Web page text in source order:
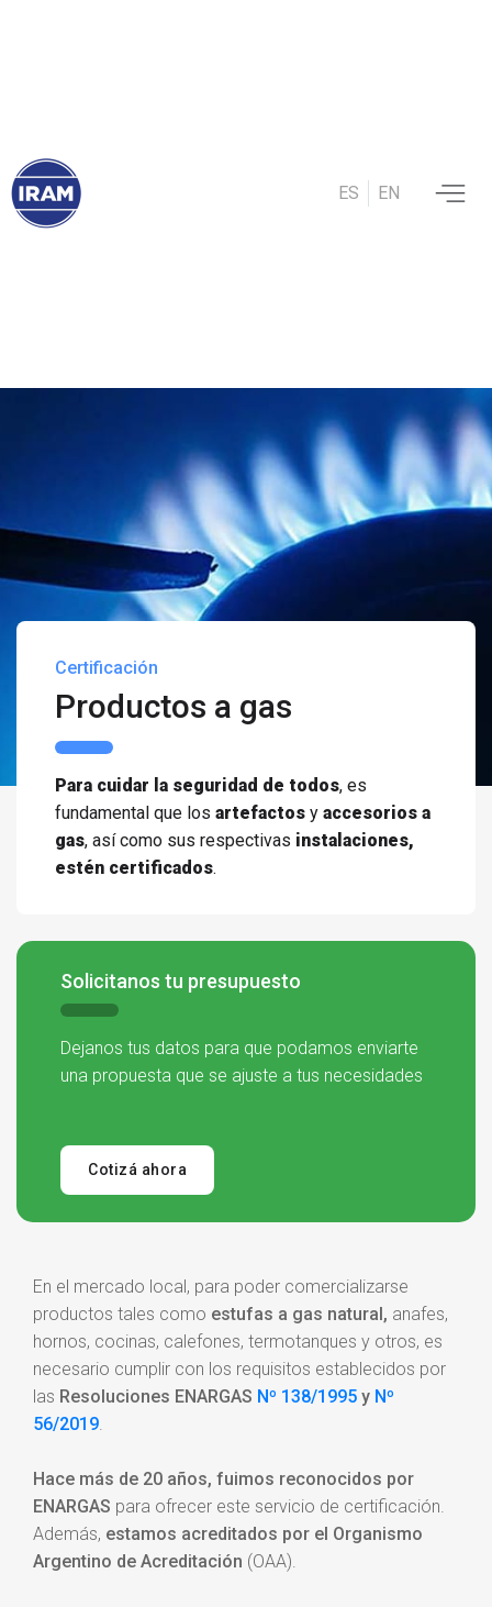
ES EN
Certificación
Productos a gas
Para cuidar la seguridad de todos, es
fundamental que los artefactos y accesorios a
gas, así como sus respectivas instalaciones,
estén certificados.
Solicitanos tu presupuesto
Dejanos tus datos para que podamos enviarte
una propuesta que se ajuste a tus necesidades
Cotizá ahora
En el mercado local, para poder comercializarse
productos tales como estufas a gas natural, anafes,
hornos, cocinas, calefones, termotanques y otros, es
necesario cumplir con los requisitos establecidos por
las Resoluciones ENARGAS Nº 138/1995 y Nº
56/2019
Hace más de 20 años, fuimos reconocidos por
ENARGAS para ofrecer este servicio de certificación.
Además, estamos acreditados por el Organismo
Argentino de Acreditación (OAA).